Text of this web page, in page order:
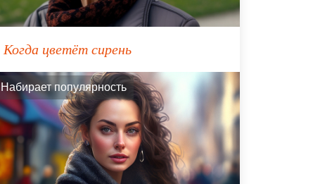
Когда цветёт сирень
Набирает популярность